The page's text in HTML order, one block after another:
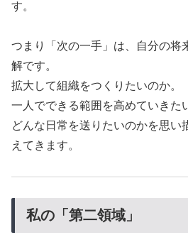
す。
つまり「次の一手」は、自分の将
解です。
拡大して組織をつくりたいのか。
一人でできる範囲を高めていきた
どんな日常を送りたいのかを思い
えてきます。
私の「第二領域」